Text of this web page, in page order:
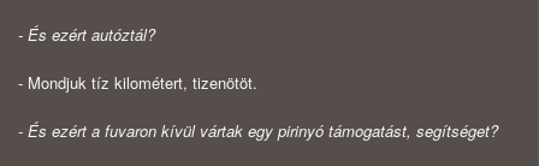
- És ezért autóztál?
- Mondjuk tíz kilométert, tizenötöt.
- És ezért a fuvaron kívül vártak egy pirinyó támogatást, segítséget?